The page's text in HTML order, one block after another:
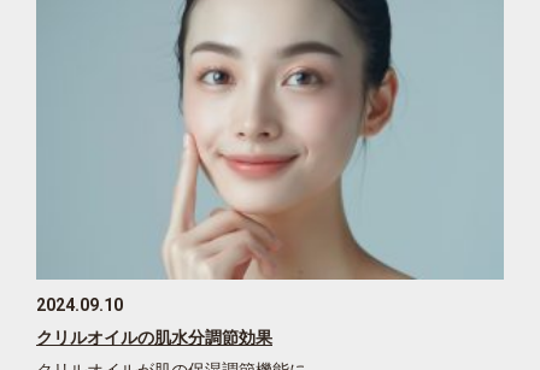
2024.09.10
クリルオイルの肌水分調節効果